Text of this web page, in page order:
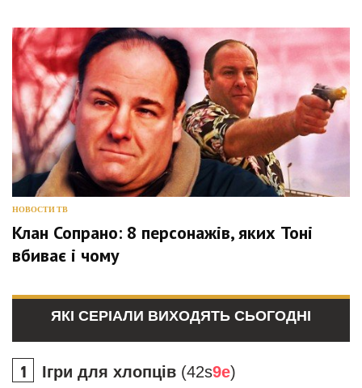
НОВОСТИ ТВ
Клан Сопрано: 8 персонажів, яких Тоні
вбиває і чому
ЯКІ СЕРІАЛИ ВИХОДЯТЬ СЬОГОДНІ
Ігри для хлопців (42s9e)